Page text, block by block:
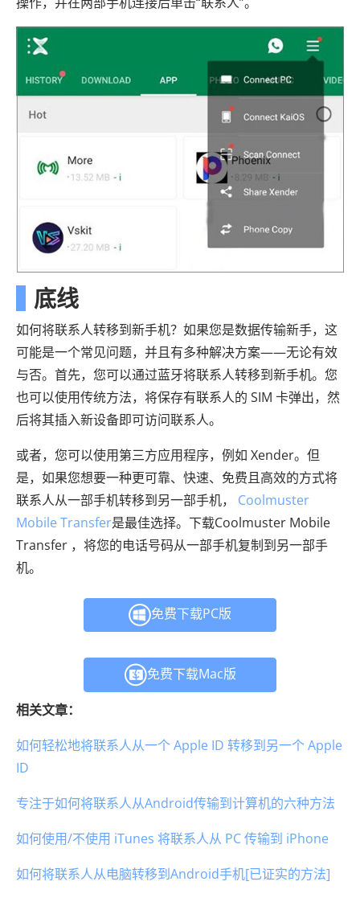
底线
如何将联系人转移到新手机？如果您是数据传输新手，这
可能是一个常见问题，并且有多种解决方案——无论有效
与否。首先，您可以通过蓝牙将联系人转移到新手机。您
也可以使用传统方法，将保存有联系人的 SIM 卡弹出，然
后将其插入新设备即可访问联系人。
或者，您可以使用第三方应用程序，例如 Xender。但
是，如果您想要一种更可靠、快速、免费且高效的方式将
联系人从一部手机转移到另一部手机， Coolmuster
Mobile Transfer是最佳选择。下载Coolmuster Mobile
Transfer ，将您的电话号码从一部手机复制到另一部手
机。
免费下载PC版
免费下载Mac版
相关文章：
如何轻松地将联系人从一个 Apple ID 转移到另一个 Apple
ID
专注于如何将联系人从Android传输到计算机的六种方法
如何使用/不使用 iTunes 将联系人从 PC 传输到 iPhone
如何将联系人从电脑转移到Android手机[已证实的方法]